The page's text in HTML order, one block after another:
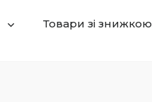
Товари зі знижкою